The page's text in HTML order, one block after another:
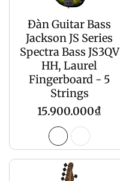
Đàn Guitar Bass
Jackson JS Series
Spectra Bass JS3QV
HH, Laurel
Fingerboard - 5
Strings
Giá
gốc
15.900.000₫